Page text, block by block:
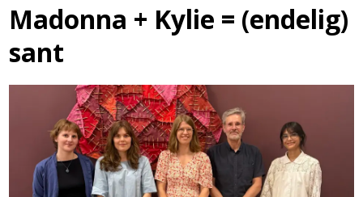
Madonna + Kylie = (endelig)
sant